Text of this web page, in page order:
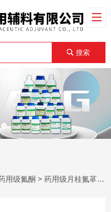
搜索
用级氮酮 > 药用级月桂氮䓬酮 500ml研发申报 有资质